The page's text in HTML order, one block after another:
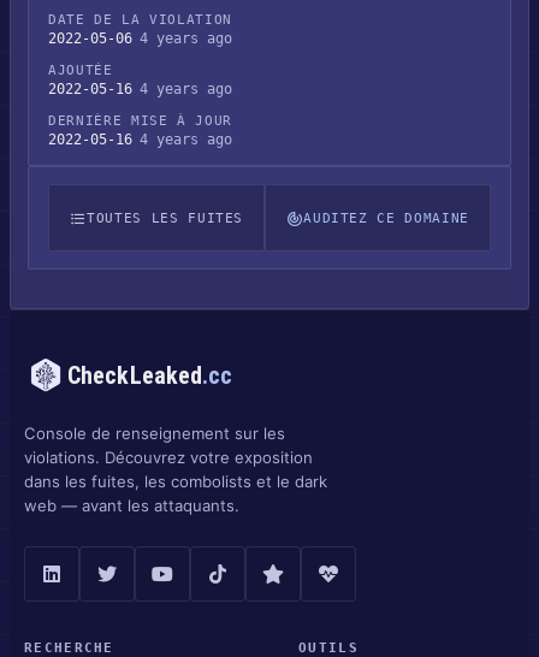
DATE DE LA VIOLATION
2022-05-06 4 years ago
AJOUTÉE
2022-05-16 4 years ago
DERNIÈRE MISE À JOUR
2022-05-16 4 years ago
TOUTES LES FUITES AUDITEZ CE DOMAINE
CheckLeaked.cc
Console de renseignement sur les
violations. Découvrez votre exposition
dans les fuites, les combolists et le dark
web — avant les attaquants.
RECHERCHE OUTILS